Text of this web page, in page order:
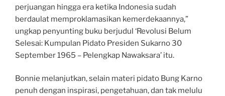
perjuangan hingga era ketika Indonesia sudah
berdaulat memproklamasikan kemerdekaannya,”
ungkap penyunting buku berjudul ‘Revolusi Belum
Selesai: Kumpulan Pidato Presiden Sukarno 30
September 1965 – Pelengkap Nawaksara’ itu.
Bonnie melanjutkan, selain materi pidato Bung Karno
penuh dengan inspirasi, pengetahuan, dan tak melulu